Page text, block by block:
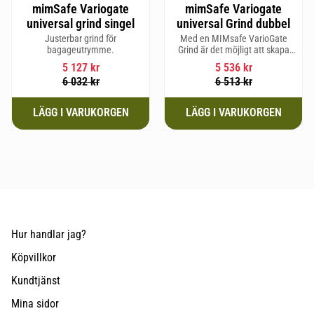
mimSafe Variogate
universal grind singel
Justerbar grind för
bagageutrymme.
5 127kr
6 032kr
mimSafe Variogate
universal Grind dubbel
Med en MIMsafe VarioGate
Grind är det möjligt att skapa
ett inhägnat område i hela
bagageutrymmet som kan
användas för transport av
5 536kr
6 513kr
Hur handlar jag?
Köpvillkor
Kundtjänst
Mina sidor